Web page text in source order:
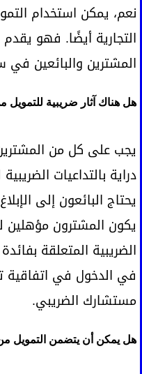
نعم، يمكن استخدام
التجارية أيضًا. فهو
المشترين والبائعين في
هل هناك آثار ضريبية للتمويل
يجب على كل من
دراية بالتداعيات
يحتاج البائعون إلى
يكون المشترون
الضريبية المتعلقة
في الدخول في اتفاقية
مستشارك الضريبي.
هل يمكن أن يتضمن التمويل